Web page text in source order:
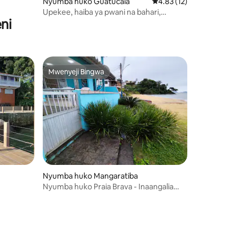
Upekee, haiba ya pwani na bahari,
11
Mwenyeji Bingwa
Mwenyeji Bingwa
Nyumba huko Mangaratiba
Nyumba huko Praia Brava - Inaangalia